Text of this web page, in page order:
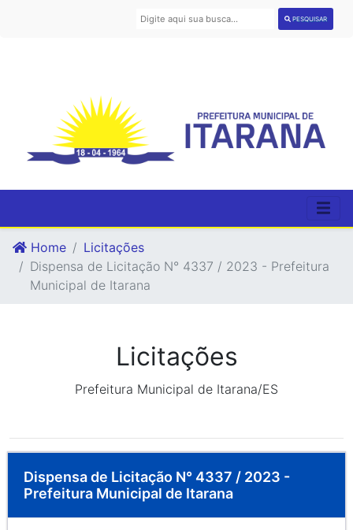
PESQUISAR
Home
Licitações
Dispensa de Licitação N° 4337 / 2023 - Prefeitura
Municipal de Itarana
Licitações
Prefeitura Municipal de Itarana/ES
Dispensa de Licitação N° 4337 / 2023 -
Prefeitura Municipal de Itarana